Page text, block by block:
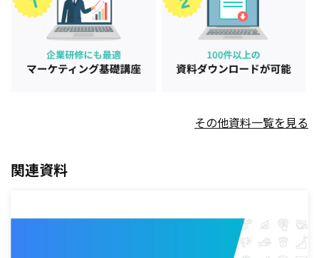
その他資料一覧を見る
関連資料